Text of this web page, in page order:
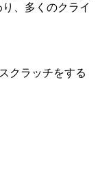
、多くのクライ
クラッチをする